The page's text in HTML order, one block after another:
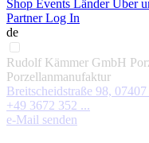
Shop Events LänderÜber
Partner Log In
de
Rudolf Kämmer GmbH
Porzellanmanufaktur
Breitscheidstraße 98,
+49 3672 352 ...
e-Mail senden